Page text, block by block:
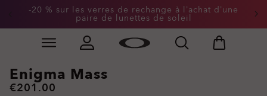
Skip to
-20 % sur les verres de rechange à l’achat d’une
paire de lunettes de soleil
Slide 2 of 2. -20 % sur les verres de rechange à
Enigma Mass
€201.00